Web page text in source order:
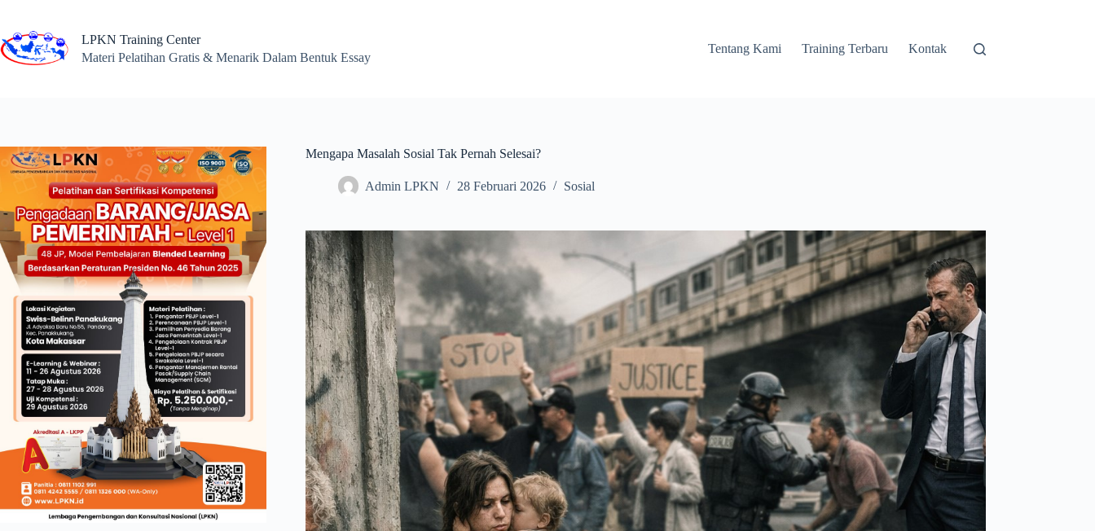
content
LPKN Training Center
Materi Pelatihan Gratis & Menarik Dalam Bentuk Essay
Tentang Kami Training Terbaru Kontak
Mengapa Masalah Sosial Tak Pernah Selesai?
Admin LPKN 28 Februari 2026 Sosial